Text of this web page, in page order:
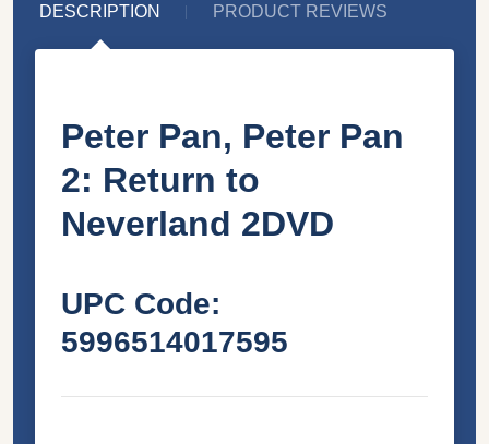
DESCRIPTION PRODUCT REVIEWS
Peter Pan, Peter Pan
2: Return to
Neverland 2DVD
UPC Code:
5996514017595